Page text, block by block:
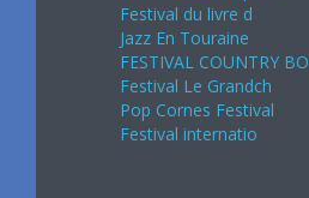
Festival du livre d
Jazz En Touraine
FESTIVAL COUNTRY BO
Festival Le Grandch
Pop Cornes Festival
Festival internatio